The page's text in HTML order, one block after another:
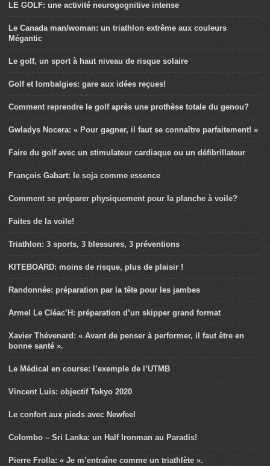
LE GOLF: une activité neurogognitive intense
Le Canada man/woman: un triathlon extrême aux couleurs
Mégantic
Le golf, un sport à haut niveau de risque solaire
Golf et lombalgies: gare aux idées reçues!
Comment reprendre le golf après une prothèse totale du genou?
Gwladys Nocera: « Pour gagner, il faut se connaître parfaitement! »
Faire du golf avec un stimulateur cardiaque ou un défibrillateur
François Gabart: le soja comme essence
Comment se préparer physiquement pour la planche à voile?
Faites de la voile!
Triathlon: 3 sports, 3 blessures, 3 préventions
KITEBOARD: moins de risque, plus de plaisir !
Randonnée: préparation par la tête pour les jambes
Armel Le Cléac’H: préparation d’un skipper grand format
Xavier Thévenard: « Avant de penser à performer, il faut être en
bonne santé ».
Le Médical en course: l’exemple de l’UTMB
Vincent Luis: objectif Tokyo 2020
Le confort aux pieds avec Newfeel
Colombo – Sri Lanka: un Half Ironman au Paradis!
Pierre Frolla: « Je m’entraîne comme un triathlète ».